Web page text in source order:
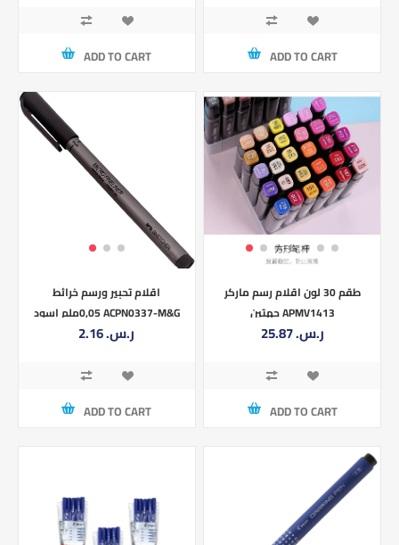
ADD TO CART ADD TO CART
اقلام تحبير ورسم خرائط
0,05ملم اسود ACPN0337-M&G
2.16 ر.س.‏
ADD TO CART
طقم 30 لون اقلام رسم ماركر
جهتين APMV1413
25.87 ر.س.‏
ADD TO CART